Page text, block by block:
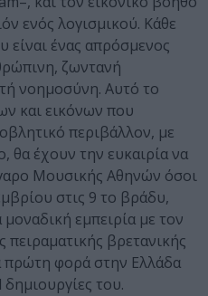
ενός λογισμικού. Κάθε
είναι ένας απρόσμενος
ζωντανή
νοημοσύνη. Aυτό το
και εικόνων που
περιβάλλον, με
θα έχουν την ευκαιρία να
Μουσικής Αθηνών όσοι
στις 9 το βράδυ,
εμπειρία με τον
βρετανικής
πρώτη φορά στην Ελλάδα
του.